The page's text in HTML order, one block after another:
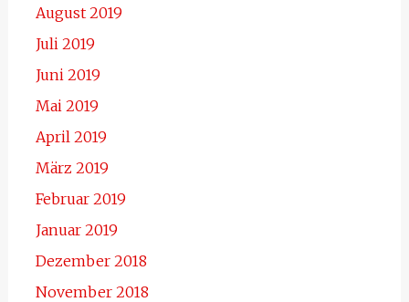
August 2019
Juli 2019
Juni 2019
Mai 2019
April 2019
März 2019
Februar 2019
Januar 2019
Dezember 2018
November 2018